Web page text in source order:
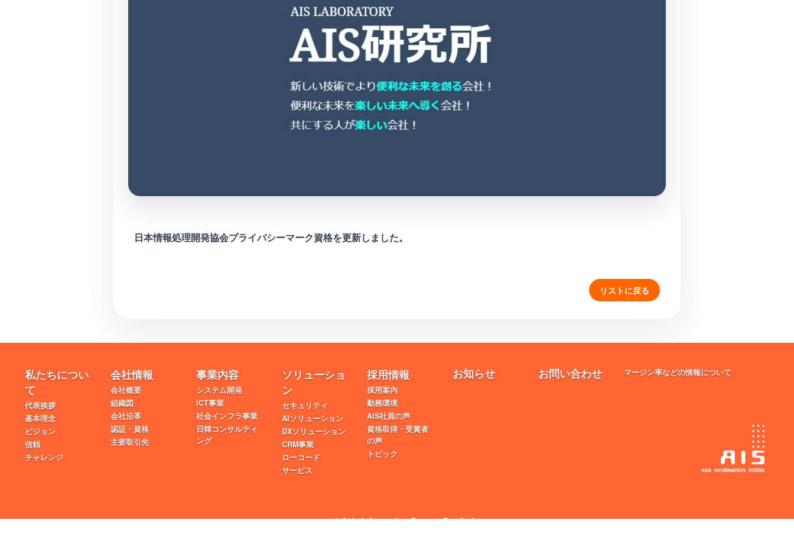
日本情報処理開発協会プライバシーマーク資格を更新しました。
リストに戻る
私たちについ
て
代表挨拶
基本理念
ビジョン
信頼
チャレンジ
会社情報
会社概要
組織図
会社沿革
認証・資格
主要取引先
事業内容
システム開発
ICT事業
社会インフラ事業
日韓コンサルティ
ング
ソリューショ
ン
セキュリティ
AIソリューション
DXソリューション
CRM事業
ローコード
サービス
採用情報
採用案内
勤務環境
AIS社員の声
資格取得・受賞者
の声
トピック
お知らせ お問い合わせ マージン率などの情報について
© Asia Information System Co., Ltd.